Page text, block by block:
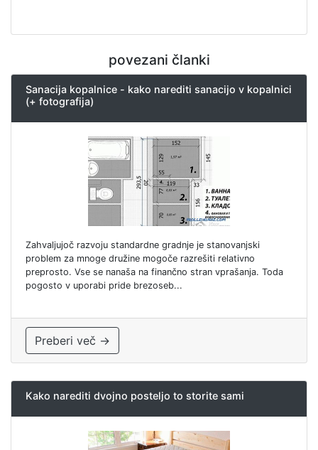
povezani članki
Sanacija kopalnice - kako narediti sanacijo v kopalnici
(+ fotografija)
Zahvaljujoč razvoju standardne gradnje je stanovanjski
problem za mnoge družine mogoče razrešiti relativno
preprosto. Vse se nanaša na finančno stran vprašanja. Toda
pogosto v uporabi pride brezoseb...
Preberi več →
Kako narediti dvojno posteljo to storite sami